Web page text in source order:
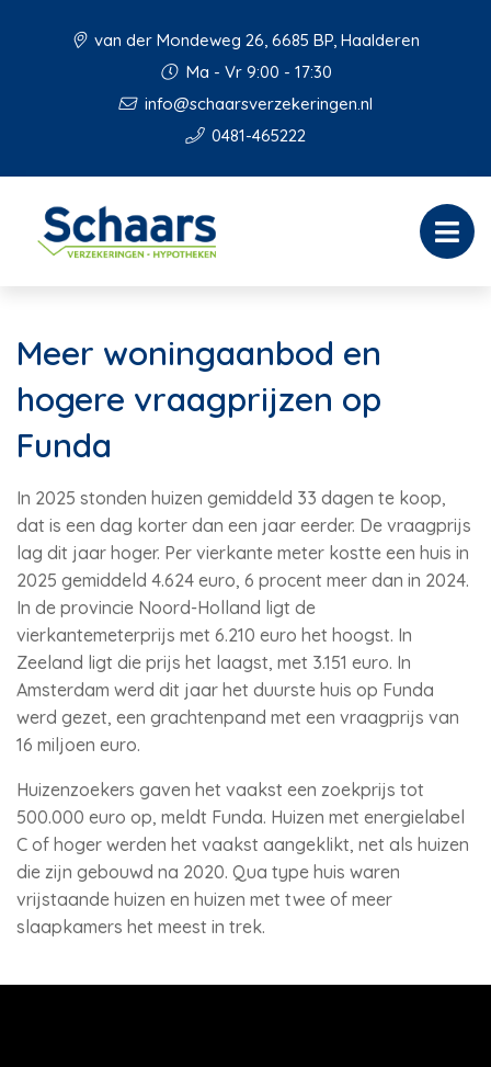
van der Mondeweg 26, 6685 BP, Haalderen
Ma - Vr 9:00 - 17:30
info@schaarsverzekeringen.nl
0481-465222
Meer woningaanbod en
hogere vraagprijzen op
Funda
In 2025 stonden huizen gemiddeld 33 dagen te koop,
dat is een dag korter dan een jaar eerder. De vraagprijs
lag dit jaar hoger. Per vierkante meter kostte een huis in
2025 gemiddeld 4.624 euro, 6 procent meer dan in 2024.
In de provincie Noord-Holland ligt de
vierkantemeterprijs met 6.210 euro het hoogst. In
Zeeland ligt die prijs het laagst, met 3.151 euro. In
Amsterdam werd dit jaar het duurste huis op Funda
werd gezet, een grachtenpand met een vraagprijs van
16 miljoen euro.
Huizenzoekers gaven het vaakst een zoekprijs tot
500.000 euro op, meldt Funda. Huizen met energielabel
C of hoger werden het vaakst aangeklikt, net als huizen
die zijn gebouwd na 2020. Qua type huis waren
vrijstaande huizen en huizen met twee of meer
slaapkamers het meest in trek.